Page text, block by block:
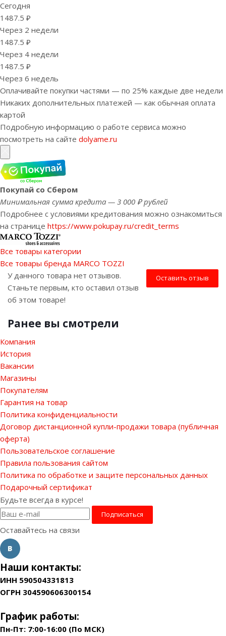
Сегодня
1487.5 ₽
Через 2 недели
1487.5 ₽
Через 4 недели
1487.5 ₽
Через 6 недель
Оплачивайте покупки частями — по 25% каждые две недели
Никаких дополнительных платежей — как обычная оплата
картой
Подробную информацию о работе сервиса можно
посмотреть на сайте dolyame.ru
Покупай со Сбером
Минимальная сумма кредита — 3 000 ₽ рублей
Подробнее с условиями кредитования можно ознакомиться
на странице https://www.pokupay.ru/credit_terms
Все товары категории
Все товары бренда MARCO TOZZI
Оставить отзыв
У данного товара нет отзывов.
Станьте первым, кто оставил отзыв
об этом товаре!
Ранее вы смотрели
Компания
История
Вакансии
Магазины
Покупателям
Гарантия на товар
Политика конфиденциальности
Договор дистанционной купли-продажи товара (публичная
оферта)
Пользовательское соглашение
Правила пользования сайтом
Политика по обработке и защите персональных данных
Подарочный сертификат
Будьте всегда в курсе!
Оставайтесь на связи
Наши контакты:
ИНН 590504331813
ОГРН 304590606300154
График работы:
Пн-Пт: 7:00-16:00 (По МСК)